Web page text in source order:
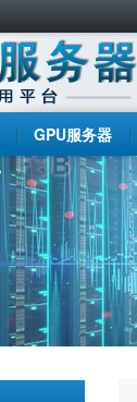
GPU服务器